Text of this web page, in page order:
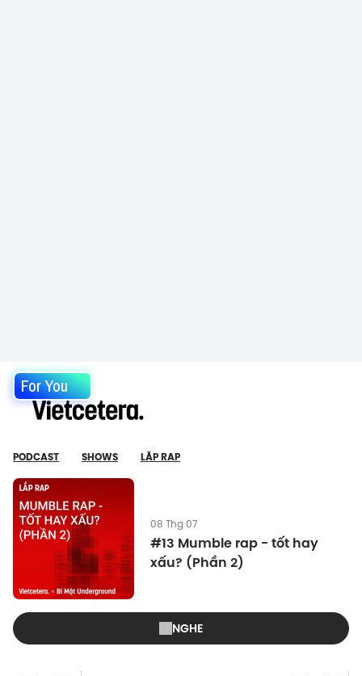
For You
PODCAST SHOWS LẮP RAP
08 Thg 07
#13 Mumble rap - tốt hay
xấu? (Phần 2)
NGHE